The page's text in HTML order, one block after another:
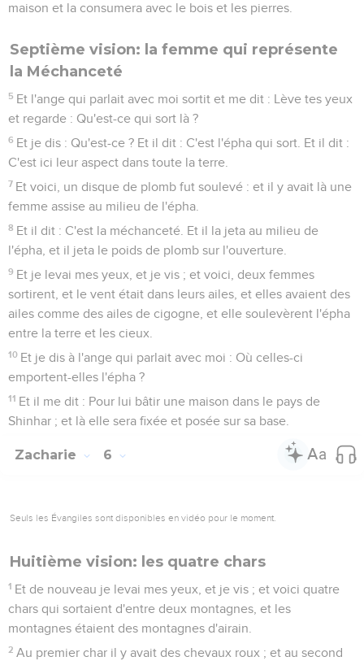
maison et la consumera avec le bois et les pierres.
Septième vision: la femme qui représente
la Méchanceté
5 Et l'ange qui parlait avec moi sortit et me dit : Lève tes yeux
et regarde : Qu'est-ce qui sort là ?
6 Et je dis : Qu'est-ce ? Et il dit : C'est l'épha qui sort. Et il dit :
C'est ici leur aspect dans toute la terre.
7 Et voici, un disque de plomb fut soulevé : et il y avait là une
femme assise au milieu de l'épha.
8 Et il dit : C'est la méchanceté. Et il la jeta au milieu de
l'épha, et il jeta le poids de plomb sur l'ouverture.
9 Et je levai mes yeux, et je vis ; et voici, deux femmes
sortirent, et le vent était dans leurs ailes, et elles avaient des
ailes comme des ailes de cigogne, et elle soulevèrent l'épha
entre la terre et les cieux.
10 Et je dis à l'ange qui parlait avec moi : Où celles-ci
emportent-elles l'épha ?
11 Et il me dit : Pour lui bâtir une maison dans le pays de
Shinhar ; et là elle sera fixée et posée sur sa base.
Zacharie 6
Seuls les Évangiles sont disponibles en vidéo pour le moment.
Huitième vision: les quatre chars
1 Et de nouveau je levai mes yeux, et je vis ; et voici quatre
chars qui sortaient d'entre deux montagnes, et les
montagnes étaient des montagnes d'airain.
2 Au premier char il y avait des chevaux roux ; et au second